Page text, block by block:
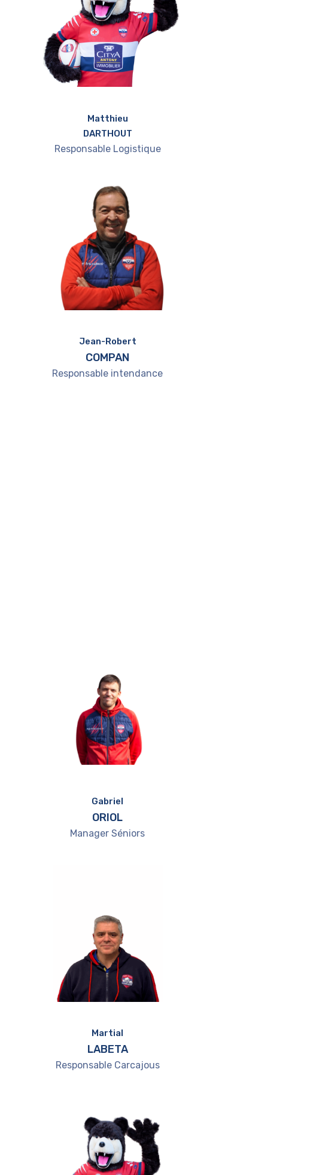
Matthieu
DARTHOUT
Responsable Logistique
Jean-Robert
COMPAN
Responsable intendance
Gabriel
ORIOL
Manager Séniors
Martial
LABETA
Responsable Carcajous